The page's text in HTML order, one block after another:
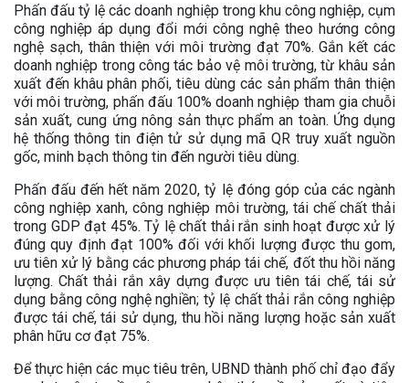
Phấn đấu tỷ lệ các doanh nghiệp trong khu công nghiệp, cụm
công nghiệp áp dụng đổi mới công nghệ theo hướng công
nghệ sạch, thân thiện với môi trường đạt 70%. Gắn kết các
doanh nghiệp trong công tác bảo vệ môi trường, từ khâu sản
xuất đến khâu phân phối, tiêu dùng các sản phẩm thân thiện
với môi trường, phấn đấu 100% doanh nghiệp tham gia chuỗi
sản xuất, cung ứng nông sản thực phẩm an toàn. Ứng dụng
hệ thống thông tin điện tử sử dụng mã QR truy xuất nguồn
gốc, minh bạch thông tin đến người tiêu dùng.
Phấn đấu đến hết năm 2020, tỷ lệ đóng góp của các ngành
công nghiệp xanh, công nghiệp môi trường, tái chế chất thải
trong GDP đạt 45%. Tỷ lệ chất thải rắn sinh hoạt được xử lý
đúng quy định đạt 100% đối với khối lượng được thu gom,
ưu tiên xử lý bằng các phương pháp tái chế, đốt thu hồi năng
lượng. Chất thải rắn xây dựng được ưu tiên tái chế, tái sử
dụng bằng công nghệ nghiền; tỷ lệ chất thải rắn công nghiệp
được tái chế, tái sử dụng, thu hồi năng lượng hoặc sản xuất
phân hữu cơ đạt 75%.
Để thực hiện các mục tiêu trên, UBND thành phố chỉ đạo đẩy